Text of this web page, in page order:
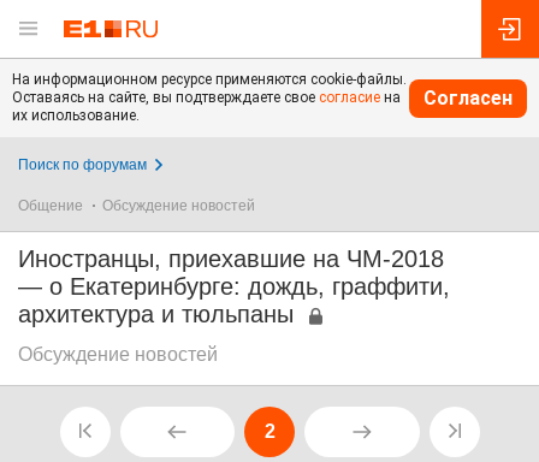
На информационном ресурсе применяются cookie-файлы.
Оставаясь на сайте, вы подтверждаете свое согласие на
их использование.
Согласен
Поиск по форумам
Общение Обсуждение новостей
Иностранцы, приехавшие на ЧМ-2018
— о Екатеринбурге: дождь, граффити,
архитектура и тюльпаны
Обсуждение новостей
2